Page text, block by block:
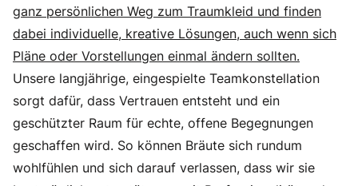
ganz persönlichen Weg zum Traumkleid und finden
dabei individuelle, kreative Lösungen, auch wenn sich
Pläne oder Vorstellungen einmal ändern sollten.
Unsere langjährige, eingespielte Teamkonstellation
sorgt dafür, dass Vertrauen entsteht und ein
geschützter Raum für echte, offene Begegnungen
geschaffen wird. So können Bräute sich rundum
wohlfühlen und sich darauf verlassen, dass wir sie